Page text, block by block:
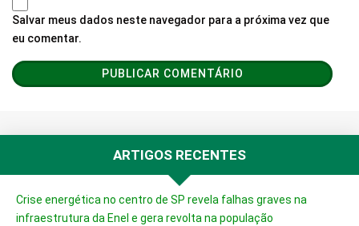
Salvar meus dados neste navegador para a próxima vez que
eu comentar.
ARTIGOS RECENTES
Crise energética no centro de SP revela falhas graves na
infraestrutura da Enel e gera revolta na população